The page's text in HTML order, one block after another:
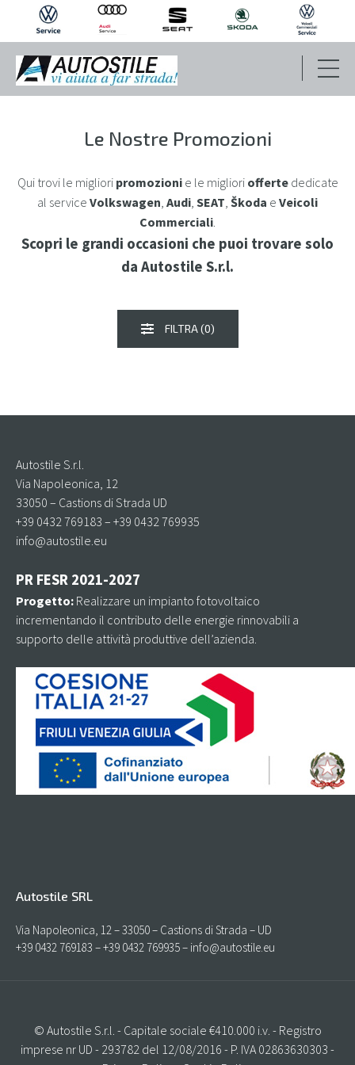
CARROZZERIA
REVISIONI PERIODICHE
CHI SIAMO
CONTATTI
Contattaci con WhatsApp
Le Nostre Promozioni
Qui trovi le migliori promozioni e le migliori offertededicate
al service Volkswagen, Audi, SEAT, Škoda e Veicoli
Commerciali.
Scopri le grandi occasioni che puoi trovare solo
da Autostile S.r.l.
FILTRA (0)
Volkswagen
Tutte Vendita
Autostile S.r.l.
Via Napoleonica, 12
33050 – Castions di Strada UD
+39 0432 769183 – +39 0432 769935
info@autostile.eu
PR FESR 2021-2027
Progetto: Realizzare un impianto fotovoltaico
incrementando il contributo delle energie rinnovabili a
supporto delle attività produttive dell’azienda.
Autostile SRL
Via Napoleonica, 12 – 33050 – Castions di Strada – UD
+39 0432 769183 – +39 0432 769935 – info@autostile.eu
© Autostile S.r.l. - Capitale sociale €410.000 i.v. - Registro
imprese nr UD - 293782 del 12/08/2016 - P. IVA 02863630303 -